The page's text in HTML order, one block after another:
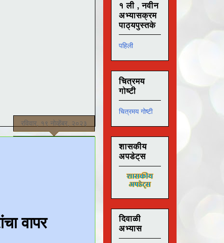
रविवार, १९ नोव्हेंबर, २०२३
१ ली , नवीन
अभ्यासक्रम
पाठ्यपुस्तके
पहिली
चित्रमय
गोष्टी
चित्रमय गोष्टी
शासकीय
अपडेट्स
दिवाळी
अभ्यास